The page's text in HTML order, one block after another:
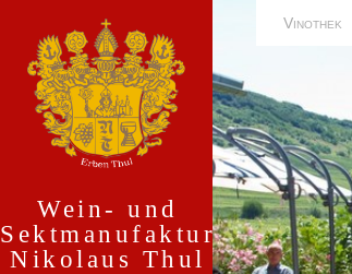
Wein- und
Sektmanufaktur
Nikolaus Thul
Vinothek